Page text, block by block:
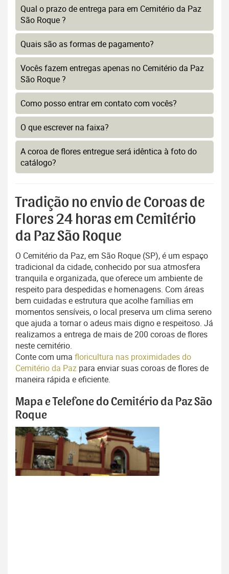
Qual o prazo de entrega para em Cemitério da Paz
São Roque ?
Quais são as formas de pagamento?
Vocês fazem entregas apenas no Cemitério da Paz
São Roque ?
Como posso entrar em contato com vocês?
O que escrever na faixa?
A coroa de flores entregue será idêntica à foto do
catálogo?
Tradição no envio de Coroas de
Flores 24 horas em Cemitério
da Paz São Roque
O Cemitério da Paz, em São Roque (SP), é um espaço
tradicional da cidade, conhecido por sua atmosfera
tranquila e organizada, que oferece um ambiente de
respeito para despedidas e homenagens. Com áreas
bem cuidadas e estrutura que acolhe famílias em
momentos sensíveis, o local preserva um clima sereno
que ajuda a tornar o adeus mais digno e respeitoso. Já
realizamos a entrega de mais de 200 coroas de flores
neste cemitério.
Conte com uma floricultura nas proximidades do
Cemitério da Paz para enviar suas coroas de flores de
maneira rápida e eficiente.
Mapa e Telefone do Cemitério da Paz São
Roque